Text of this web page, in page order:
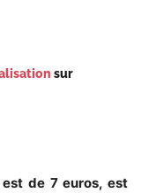
sur
de 7 euros, est